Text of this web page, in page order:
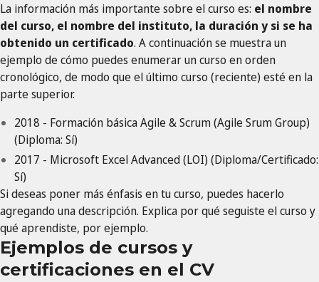
La información más importante sobre el curso es: el nombre
del curso, el nombre del instituto, la duración y si se ha
obtenido un certificado. A continuación se muestra un
ejemplo de cómo puedes enumerar un curso en orden
cronológico, de modo que el último curso (reciente) esté en la
parte superior.
2018 - Formación básica Agile & Scrum (Agile Srum Group)
(Diploma: Sí)
2017 - Microsoft Excel Advanced (LOI) (Diploma/Certificado:
Sí)
Si deseas poner más énfasis en tu curso, puedes hacerlo
agregando una descripción. Explica por qué seguiste el curso y
qué aprendiste, por ejemplo.
Ejemplos de cursos y
certificaciones en el CV